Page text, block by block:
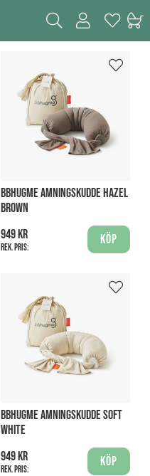
BBHUGME AMNINGSKUDDE HAZEL
BROWN
949 kr
Rek. pris:
Köp
BBHUGME AMNINGSKUDDE SOFT
WHITE
949 kr
Rek. pris:
Köp